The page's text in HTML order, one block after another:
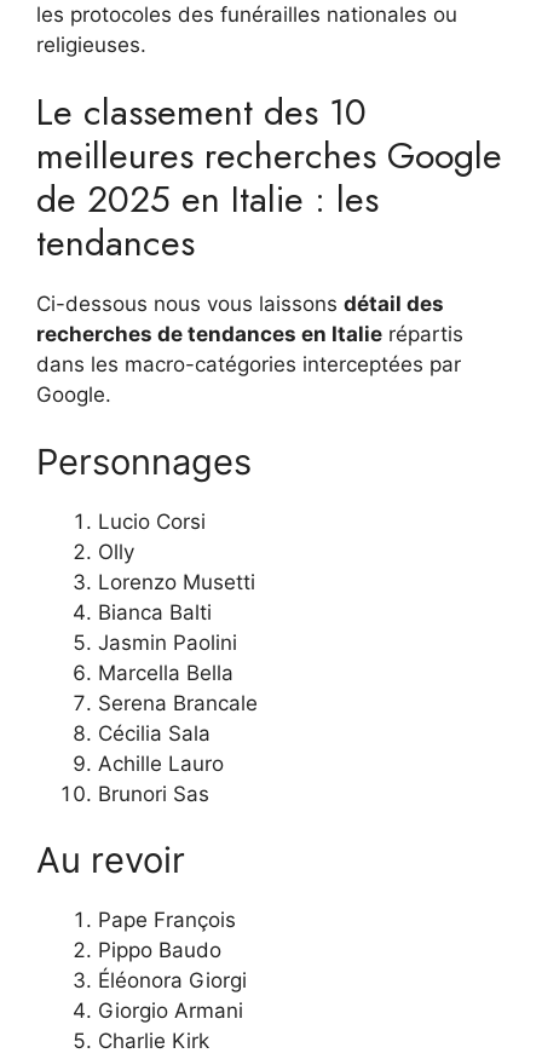
les protocoles des funérailles nationales ou
religieuses.
Le classement des 10
meilleures recherches Google
de 2025 en Italie : les
tendances
Ci-dessous nous vous laissons détail des
recherches de tendances en Italie répartis
dans les macro-catégories interceptées par
Google.
Personnages
Lucio Corsi
Olly
Lorenzo Musetti
Bianca Balti
Jasmin Paolini
Marcella Bella
Serena Brancale
Cécilia Sala
Achille Lauro
Brunori Sas
Au revoir
Pape François
Pippo Baudo
Éléonora Giorgi
Giorgio Armani
Charlie Kirk